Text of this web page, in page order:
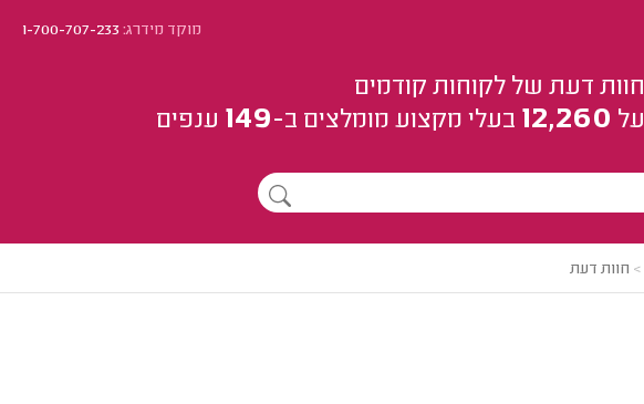
מוקד מידרג:1-700-707-233
חוות דעת של לקוחות קודמים
על 12,260 בעלי מקצוע מומלצים ב-149 ענפים
> חוות דעת